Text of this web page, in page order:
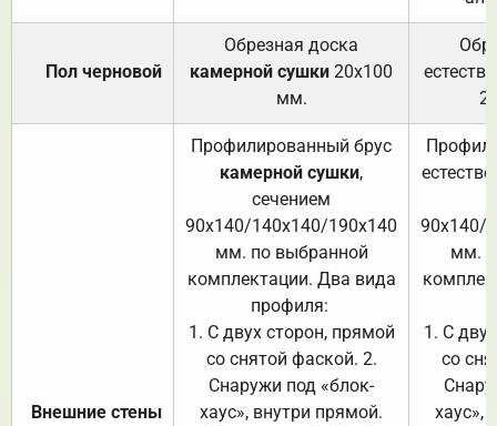
Пол черновой
Обрезная доска
камерной сушки 20х100
мм.
Внешние стены
Профилированный брус
камерной сушки,
сечением
90х140/140х140/190х140
мм. по выбранной
комплектации. Два вида
профиля:
1. С двух сторон, прямой
со снятой фаской. 2.
Снаружи под «блок-
хаус», внутри прямой.
90х140/
мм.
1. С
со
хаус»,